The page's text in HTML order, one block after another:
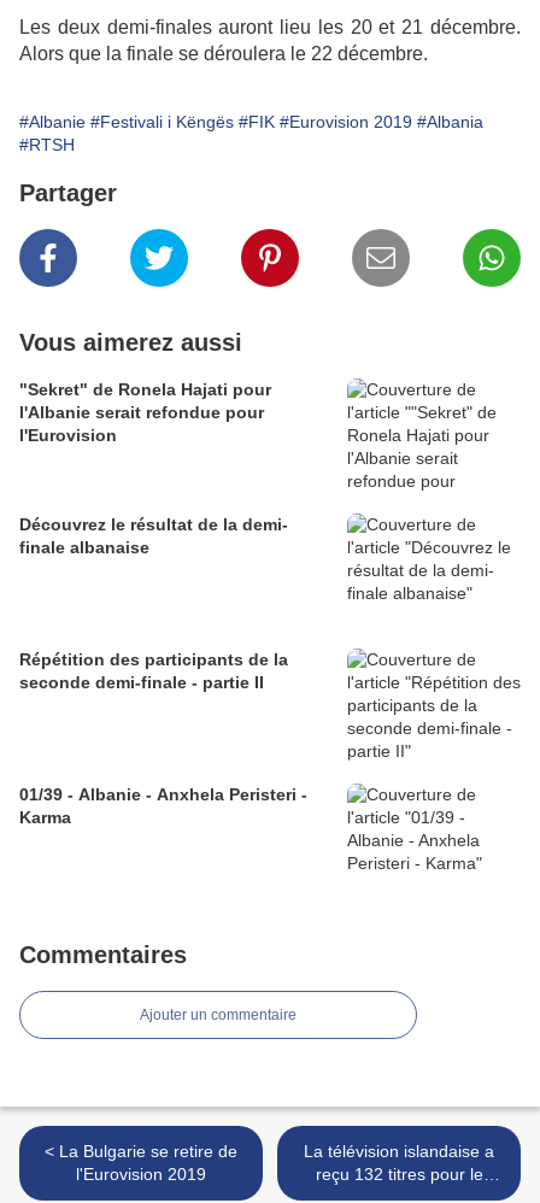
Les deux demi-finales auront lieu les 20 et 21 décembre.
Alors que la finale se déroulera le 22 décembre.
#Albanie #Festivali i Këngës #FIK #Eurovision 2019 #Albania
#RTSH
Partager
Vous aimerez aussi
"Sekret" de Ronela Hajati pour
l'Albanie serait refondue pour
l'Eurovision
Découvrez le résultat de la demi-
finale albanaise
Répétition des participants de la
seconde demi-finale - partie II
01/39 - Albanie - Anxhela Peristeri -
Karma
Commentaires
Ajouter un commentaire
< La Bulgarie se retire de
l'Eurovision 2019
La télévision islandaise a
reçu 132 titres pour le
Söngvakeppnin 2019 >